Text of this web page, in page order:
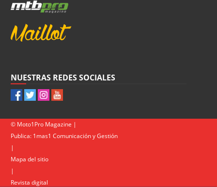
NUESTRAS REDES SOCIALES
© Moto1Pro Magazine |
Publica: 1mas1 Comunicación y Gestión
|
Mapa del sitio
|
Revista digital